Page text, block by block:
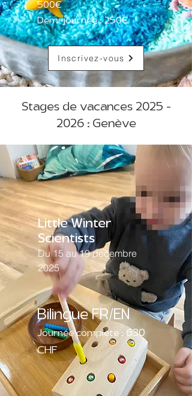
500€
Demi-journée : 250€
Inscrivez-vous
Stages de vacances 2025 -
2026: Genève
Little Winter
Scientists
Du 15 au 19 decembre
2025
Bilingue FR/EN
Journée complète : 630
CHF